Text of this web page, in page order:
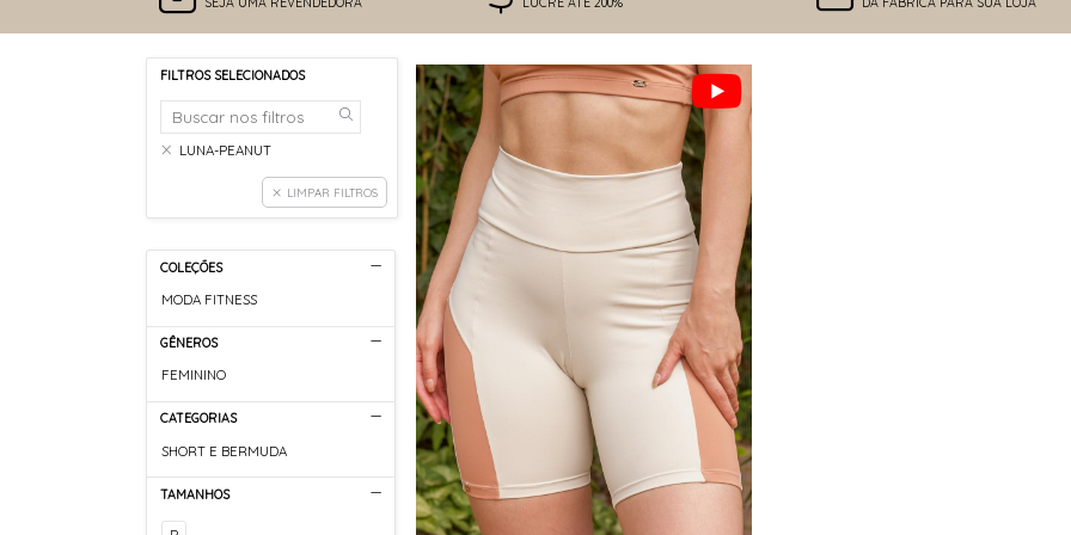
FILTROS SELECIONADOS
LUNA-PEANUT
LIMPAR FILTROS
COLEÇÕES
MODA FITNESS
GÊNEROS
FEMININO
CATEGORIAS
SHORT E BERMUDA
TAMANHOS